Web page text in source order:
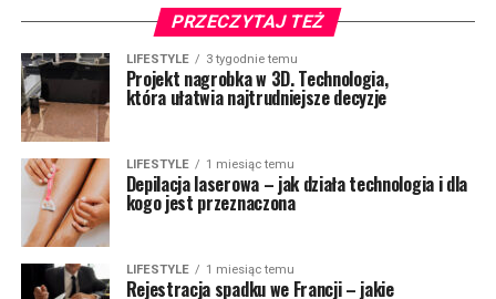
PRZECZYTAJ TEŻ
LIFESTYLE 3 tygodnie temu
Projekt nagrobka w 3D. Technologia,
która ułatwia najtrudniejsze decyzje
LIFESTYLE 1 miesiąc temu
Depilacja laserowa – jak działa technologia i dla
kogo jest przeznaczona
LIFESTYLE 1 miesiąc temu
Rejestracja spadku we Francji – jakie